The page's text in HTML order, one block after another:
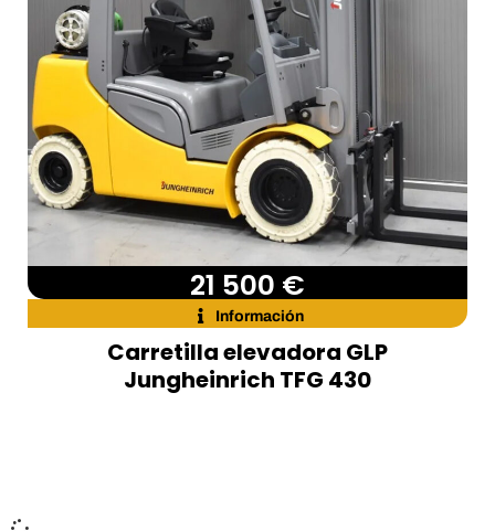
21 500 €
Información
Carretilla elevadora GLP
Jungheinrich TFG 430